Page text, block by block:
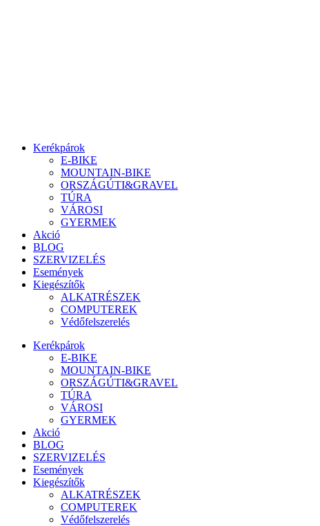
Kerékpárok
E-BIKE
MOUNTAIN-BIKE
ORSZÁGÚTI&GRAVEL
TÚRA
VÁROSI
GYERMEK
Akció
BLOG
SZERVIZELÉS
Események
Kiegészítők
ALKATRÉSZEK
COMPUTEREK
Védőfelszerelés
Kerékpárok
E-BIKE
MOUNTAIN-BIKE
ORSZÁGÚTI&GRAVEL
TÚRA
VÁROSI
GYERMEK
Akció
BLOG
SZERVIZELÉS
Események
Kiegészítők
ALKATRÉSZEK
COMPUTEREK
Védőfelszerelés